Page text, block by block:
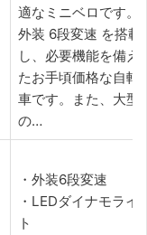
適なミニベロです。
外装 6段変速 を搭載
し、必要機能を備え
たお手頃価格な自転
車です。また、大型
の…
・外装6段変速
・LEDダイナモライ
ト